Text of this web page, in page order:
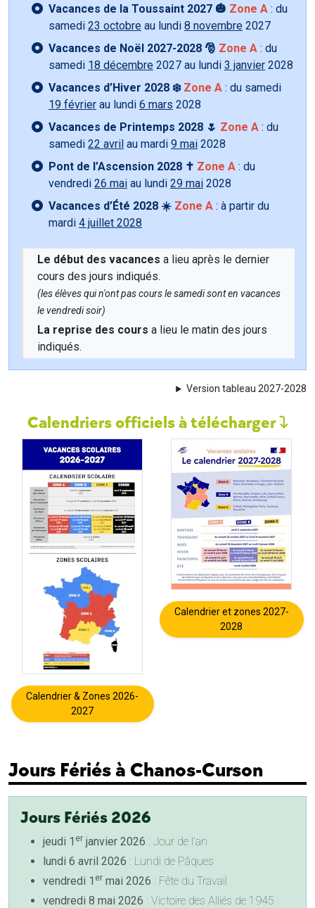
Vacances de la Toussaint 2027 🎃 Zone A : du
samedi 23 octobre au lundi 8 novembre 2027
Vacances de Noël 2027-2028 🎅 Zone A : du
samedi 18 décembre 2027 au lundi 3 janvier 2028
Vacances d’Hiver 2028 ❄️ Zone A : du samedi
19 février au lundi 6 mars 2028
Vacances de Printemps 2028 🌷 Zone A : du
samedi 22 avril au mardi 9 mai 2028
Pont de l’Ascension 2028 ✝️ Zone A : du
vendredi 26 mai au lundi 29 mai 2028
Vacances d’Été 2028 ☀️ Zone A : à partir du
mardi 4 juillet 2028
Le début des vacances a lieu après le dernier
cours des jours indiqués.
(les élèves qui n'ont pas cours le samedi sont en vacances
le vendredi soir)
La reprise des cours a lieu le matin des jours
indiqués.
Version tableau 2027-2028
Calendriers officiels à télécharger
Calendrier & Zones 2026-
2027
Calendrier et zones 2027-
2028
Jours Fériés à Chanos-Curson
Jours Fériés 2026
jeudi 1 er janvier 2026 : Jour de l'an
lundi 6 avril 2026 : Lundi de Pâques
vendredi 1 er mai 2026 : Fête du Travail
vendredi 8 mai 2026 : Victoire des Alliés de 1945